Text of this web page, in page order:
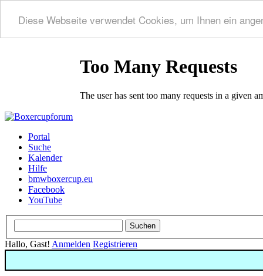
Diese Webseite verwendet Cookies, um Ihnen ein
Portal
Suche
Kalender
Hilfe
bmwboxercup.eu
Facebook
YouTube
Hallo, Gast! Anmelden Registrieren